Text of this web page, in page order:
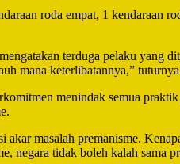
roda empat, 1 kendaraan
terduga pelaku yang
mana keterlibatannya,”
menindak semua
akar masalah premanisme.
negara tidak boleh kalah sama